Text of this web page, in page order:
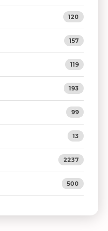
120
157
119
193
99
13
2237
500